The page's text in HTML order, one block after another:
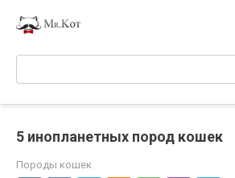
Поиск:
5 инопланетных пород кошек
Породы кошек